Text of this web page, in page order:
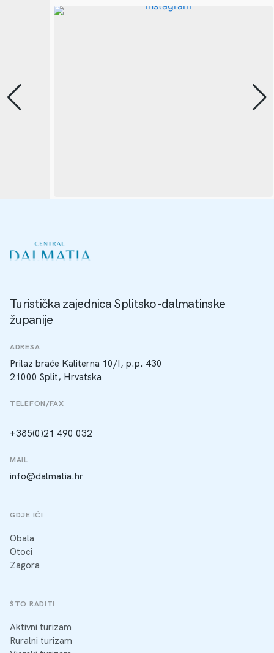
Turistička zajednica Splitsko-dalmatinske
županije
ADRESA
Prilaz braće Kaliterna 10/I, p.p. 430
21000 Split, Hrvatska
TELEFON/FAX
+385(0)21 490 032
MAIL
info@dalmatia.hr
GDJE IĆI
Obala
Otoci
Zagora
ŠTO RADITI
Aktivni turizam
Ruralni turizam